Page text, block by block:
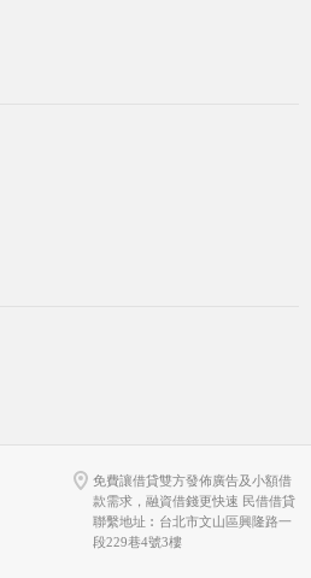
免費讓借貸雙方發佈廣告及小額借
款需求，融資借錢更快速 民借借貸
聯繫地址︰台北市文山區興隆路一
段229巷4號3樓